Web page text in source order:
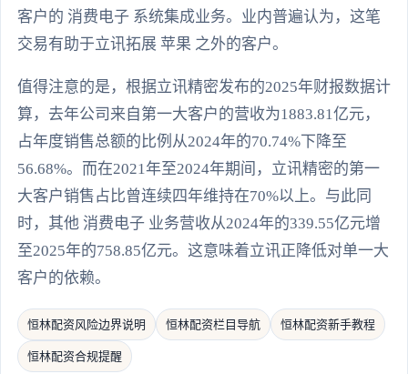
客户的 消费电子 系统集成业务。业内普遍认为，这笔
交易有助于立讯拓展 苹果 之外的客户。
值得注意的是，根据立讯精密发布的2025年财报数据计
算，去年公司来自第一大客户的营收为1883.81亿元，
占年度销售总额的比例从2024年的70.74%下降至
56.68%。而在2021年至2024年期间，立讯精密的第一
大客户销售占比曾连续四年维持在70%以上。与此同
时，其他 消费电子 业务营收从2024年的339.55亿元增
至2025年的758.85亿元。这意味着立讯正降低对单一大
客户的依赖。
恒林配资风险边界说明 恒林配资栏目导航 恒林配资新手教程
恒林配资合规提醒